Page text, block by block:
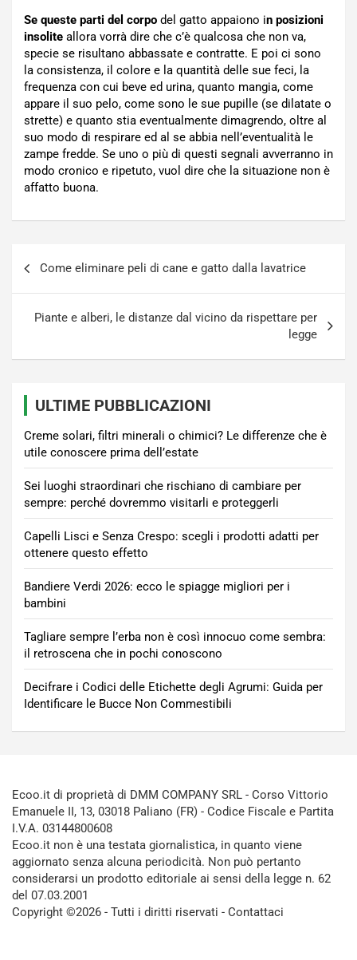
Se queste parti del corpo del gatto appaiono in posizioni
insolite allora vorrà dire che c’è qualcosa che non va,
specie se risultano abbassate e contratte. E poi ci sono
la consistenza, il colore e la quantità delle sue feci, la
frequenza con cui beve ed urina, quanto mangia, come
appare il suo pelo, come sono le sue pupille (se dilatate o
strette) e quanto stia eventualmente dimagrendo, oltre al
suo modo di respirare ed al se abbia nell’eventualità le
zampe fredde. Se uno o più di questi segnali avverranno in
modo cronico e ripetuto, vuol dire che la situazione non è
affatto buona.
Come eliminare peli di cane e gatto dalla lavatrice
Piante e alberi, le distanze dal vicino da rispettare per
legge
ULTIME PUBBLICAZIONI
Creme solari, filtri minerali o chimici? Le differenze che è
utile conoscere prima dell’estate
Sei luoghi straordinari che rischiano di cambiare per
sempre: perché dovremmo visitarli e proteggerli
Capelli Lisci e Senza Crespo: scegli i prodotti adatti per
ottenere questo effetto
Bandiere Verdi 2026: ecco le spiagge migliori per i
bambini
Tagliare sempre l’erba non è così innocuo come sembra:
il retroscena che in pochi conoscono
Decifrare i Codici delle Etichette degli Agrumi: Guida per
Identificare le Bucce Non Commestibili
Ecoo.it di proprietà di DMM COMPANY SRL - Corso Vittorio
Emanuele II, 13, 03018 Paliano (FR) - Codice Fiscale e Partita
I.V.A. 03144800608
Ecoo.it non è una testata giornalistica, in quanto viene
aggiornato senza alcuna periodicità. Non può pertanto
considerarsi un prodotto editoriale ai sensi della legge n. 62
del 07.03.2001
Copyright ©2026 - Tutti i diritti riservati - Contattaci